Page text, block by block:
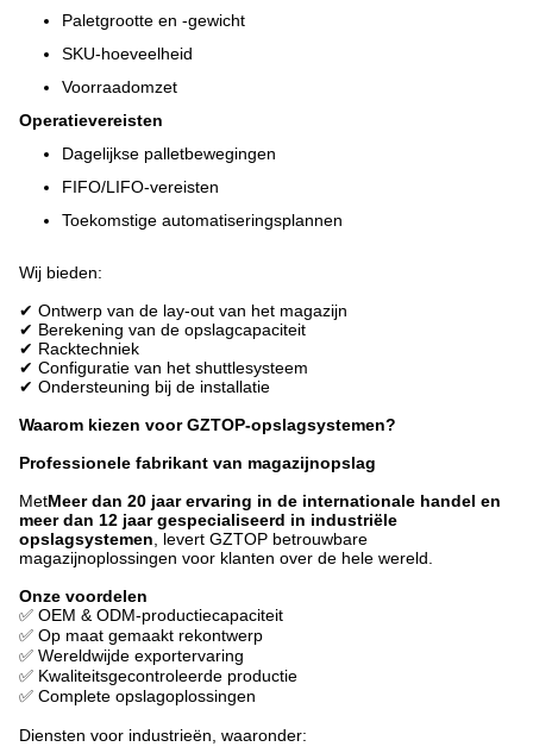
Paletgrootte en -gewicht
SKU-hoeveelheid
Voorraadomzet
Operatievereisten
Dagelijkse palletbewegingen
FIFO/LIFO-vereisten
Toekomstige automatiseringsplannen
Wij bieden:
✔ Ontwerp van de lay-out van het magazijn
✔ Berekening van de opslagcapaciteit
✔ Racktechniek
✔ Configuratie van het shuttlesysteem
✔ Ondersteuning bij de installatie
Waarom kiezen voor GZTOP-opslagsystemen?
Professionele fabrikant van magazijnopslag
MetMeer dan 20 jaar ervaring in de internationale handel en
meer dan 12 jaar gespecialiseerd in industriële
opslagsystemen , levert GZTOP betrouwbare
magazijnoplossingen voor klanten over de hele wereld.
Onze voordelen
✅ OEM & ODM-productiecapaciteit
✅ Op maat gemaakt rekontwerp
✅ Wereldwijde exportervaring
✅ Kwaliteitsgecontroleerde productie
✅ Complete opslagoplossingen
Diensten voor industrieën, waaronder: